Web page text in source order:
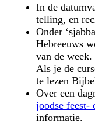
In de
telling, en
Onder
Hebreeuws
van de week.
Als je de
te lezen
Over een
joodse feest-
informatie.